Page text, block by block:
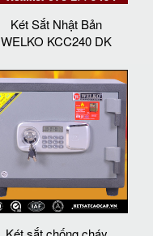
Két Sắt Nhật Bản
WELKO KCC240 DK